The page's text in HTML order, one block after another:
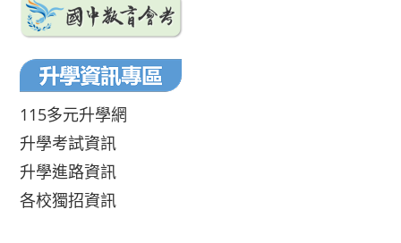
115多元升學網
升學考試資訊
升學進路資訊
各校獨招資訊